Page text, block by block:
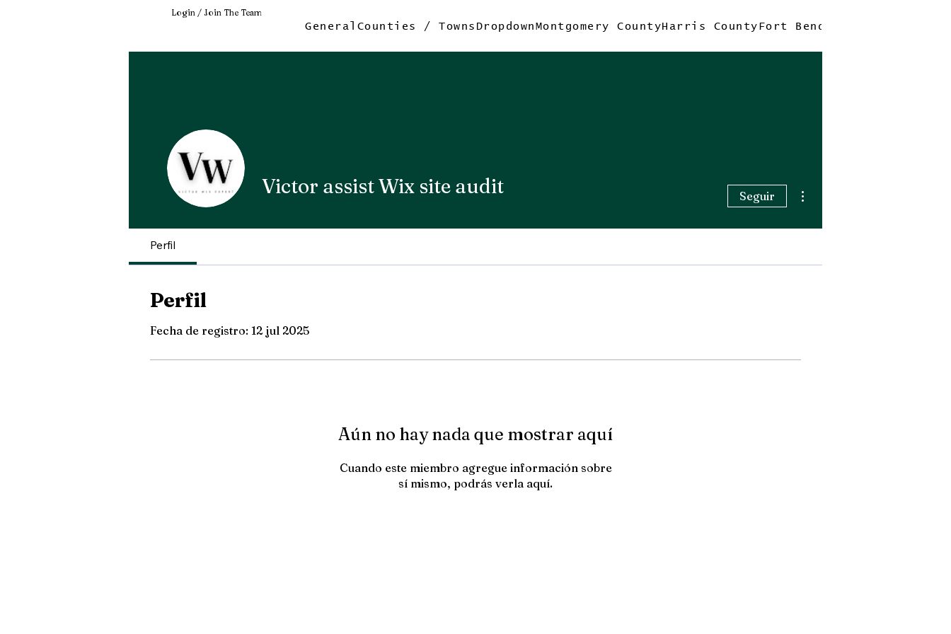
Login / Join The Team
General Counties / Towns Dropdown Montgomery CountyHarris County Fort Bend County
Victor assist Wix site audit Seguir
Perfil
Perfil
Fecha de registro: 12 jul 2025
Aún no hay nada que mostrar aquí
Cuando este miembro agregue información sobre
sí mismo, podrás verla aquí.